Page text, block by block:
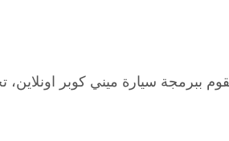
ببرمجة سيارة ميني كوبر